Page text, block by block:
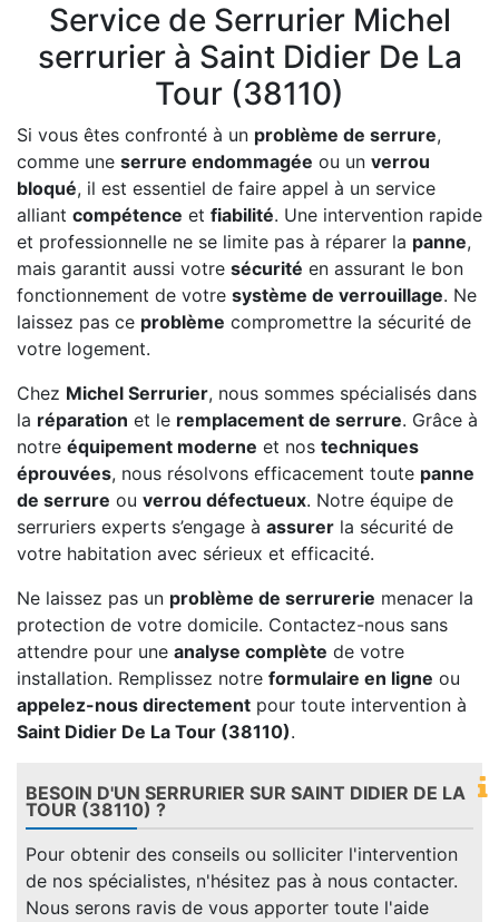
Service de Serrurier Michel
serrurier à Saint Didier De La
Tour (38110)
Si vous êtes confronté à un problème de serrure,
comme une serrure endommagée ou un verrou
bloqué, il est essentiel de faire appel à un service
alliant compétence et fiabilité. Une intervention rapide
et professionnelle ne se limite pas à réparer la panne,
mais garantit aussi votre sécurité en assurant le bon
fonctionnement de votre système de verrouillage. Ne
laissez pas ce problème compromettre la sécurité de
votre logement.
Chez Michel Serrurier, nous sommes spécialisés dans
la réparation et le remplacement de serrure. Grâce à
notre équipement moderne et nos techniques
éprouvées, nous résolvons efficacement toute panne
de serrure ou verrou défectueux. Notre équipe de
serruriers experts s’engage à assurer la sécurité de
votre habitation avec sérieux et efficacité.
Ne laissez pas un problème de serrurerie menacer la
protection de votre domicile. Contactez-nous sans
attendre pour une analyse complète de votre
installation. Remplissez notre formulaire en ligne ou
appelez-nous directement pour toute intervention à
Saint Didier De La Tour (38110).
BESOIN D'UN SERRURIER SUR SAINT DIDIER DE LA
TOUR (38110) ?
Pour obtenir des conseils ou solliciter l'intervention
de nos spécialistes, n'hésitez pas à nous contacter.
Nous serons ravis de vous apporter toute l'aide